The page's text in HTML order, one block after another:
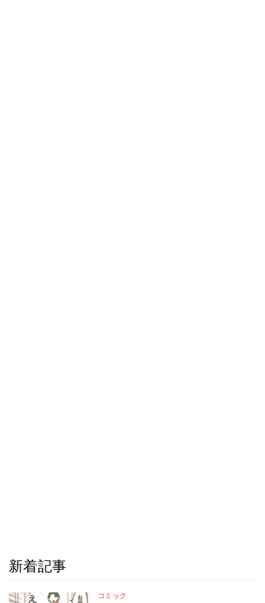
新着記事
コミック